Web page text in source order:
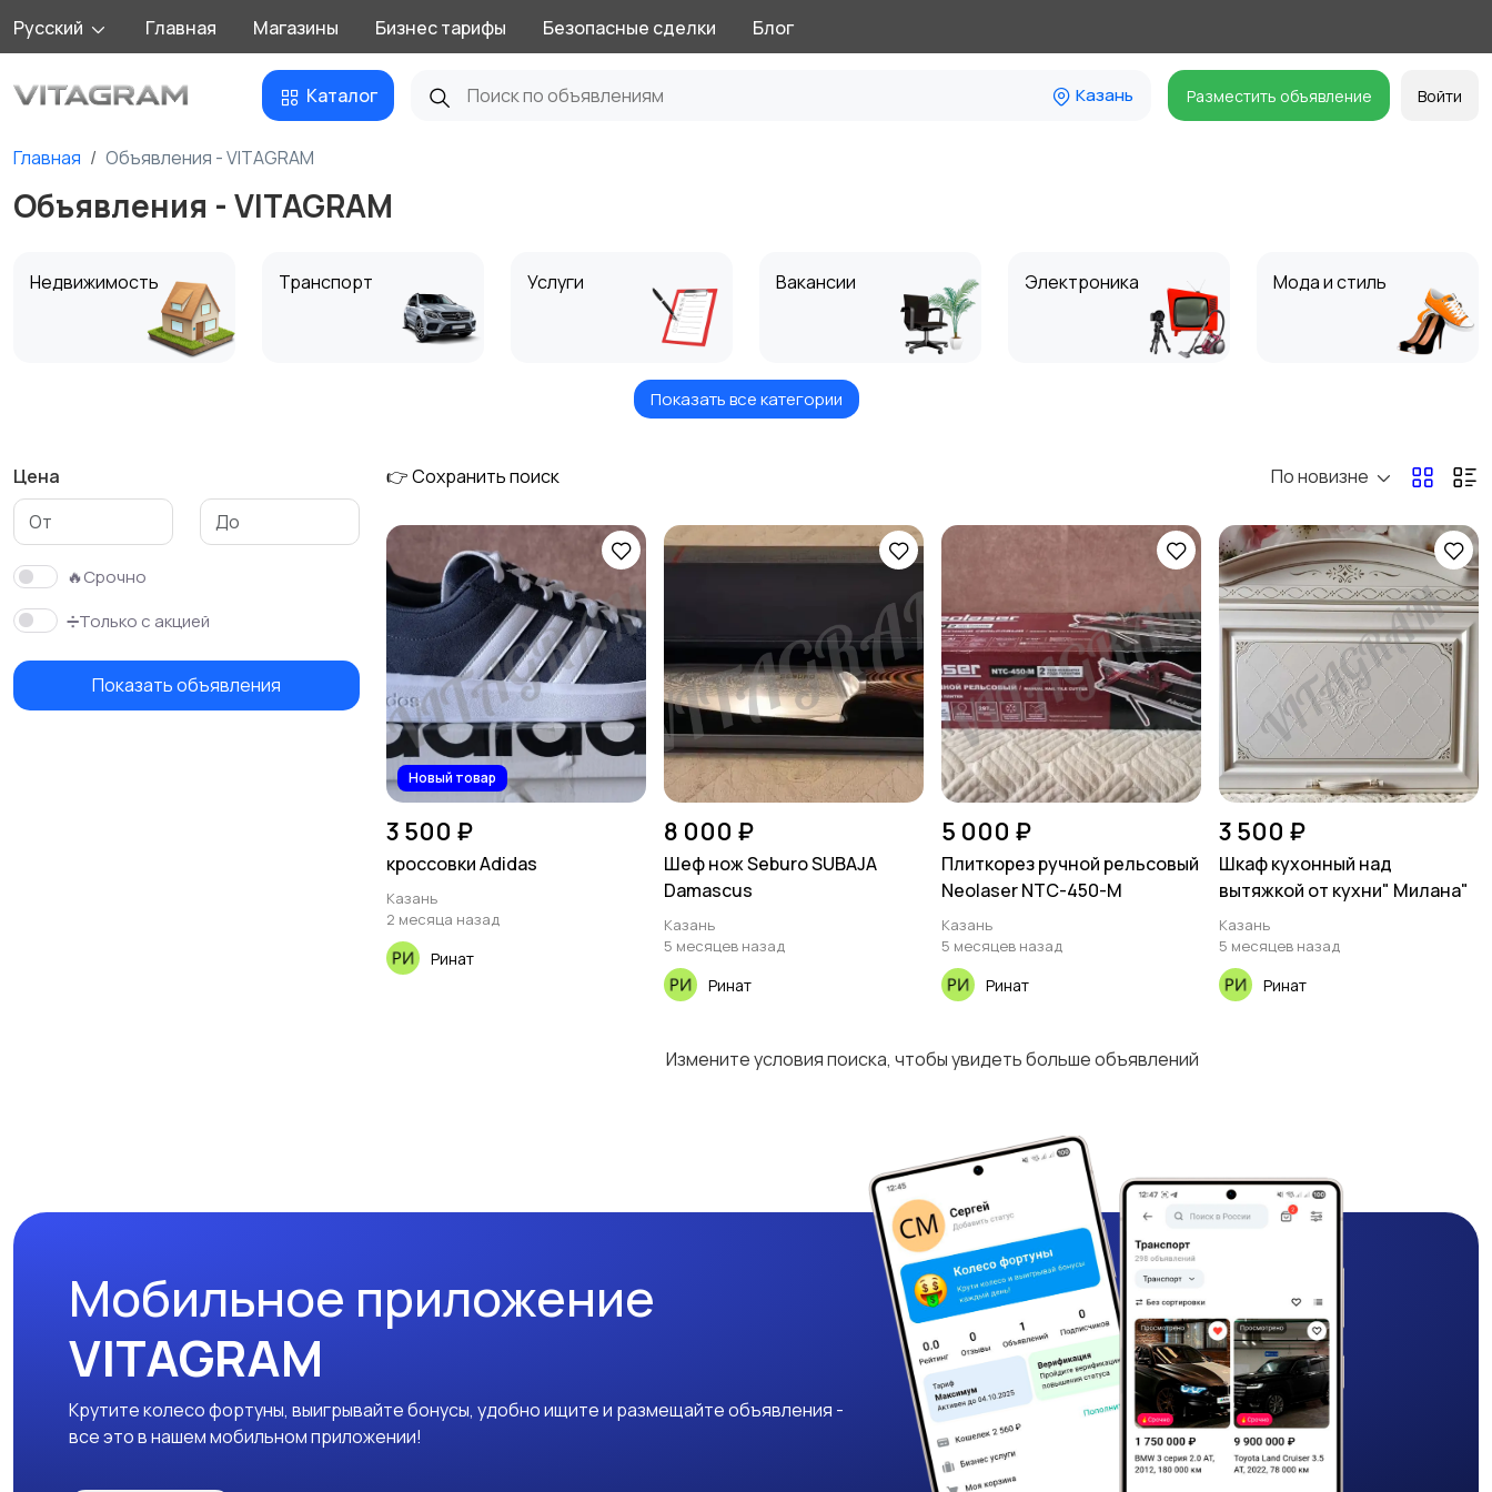
Русский Главная Магазины Бизнес тарифы Безопасные сделки Блог
Каталог Казань Разместить объявление Войти
Главная Объявления - VITAGRAM
Объявления - VITAGRAM
Недвижимость Транспорт Услуги Вакансии Электроника Мода и стиль
Хобби и развлечения Животные
Красота и здоровье Хэндмейд
Стройматериалы и
инструменты
Видеокурсы
Показать все категории
Цена
🔥Срочно
➗Только с акцией
Показать объявления
👉 Сохранить поиск По новизне
Новый товар
3 500 ₽
кроссовки Adidas
Казань
2 месяца назад
Ринат
8 000 ₽
Шеф нож Seburo SUBAJA
Damascus
Казань
5 месяцев назад
Ринат
5 000 ₽
Плиткорез ручной рельсовый
Neolaser NTC-450-M
Казань
5 месяцев назад
Ринат
3 500 ₽
Шкаф кухонный над
вытяжкой от кухни" Милана"
Казань
5 месяцев назад
Ринат
Измените условия поиска, чтобы увидеть больше объявлений
Мобильное приложение
VITAGRAM
Крутите колесо фортуны, выигрывайте бонусы, удобно ищите и размещайте объявления -
все это в нашем мобильном приложении!